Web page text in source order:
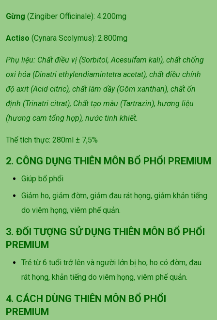
Gừng (Zingiber Officinale): 4.200mg
Actiso (Cynara Scolymus): 2.800mg
Phụ liệu: Chất điều vị (Sorbitol, Acesulfam kali), chất chống
oxi hóa (Dinatri ethylendiamintetra acetat), chất điều chỉnh
độ axit (Acid citric), chất làm dầy (Gôm xanthan), chất ổn
định (Trinatri citrat), Chất tạo màu (Tartrazin), hương liệu
(hương cam tổng hợp), nước tinh khiết.
Thể tích thực: 280ml ± 7,5%
2. CÔNG DỤNG THIÊN MÔN BỔ PHỔI PREMIUM
Giúp bổ phổi
Giảm ho, giảm đờm, giảm đau rát họng, giảm khản tiếng
do viêm họng, viêm phế quản.
3. ĐỐI TƯỢNG SỬ DỤNG THIÊN MÔN BỔ PHỔI
PREMIUM
Trẻ từ 6 tuổi trở lên và người lớn bị ho, ho có đờm, đau
rát họng, khản tiếng do viêm họng, viêm phế quản.
4. CÁCH DÙNG THIÊN MÔN BỔ PHỔI
PREMIUM